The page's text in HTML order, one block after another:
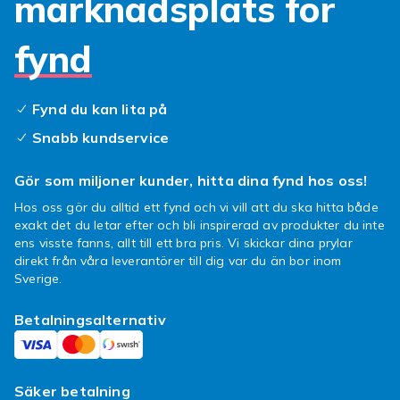
iPhone. Samsung Galaxy Watch fungerar bäst
med Samsung-telefoner men är också
kompatibel med andra Android-telefoner.
Generiska smartwatches är kompatibla med
Kompatibla tillbehör för
Rätt tillbehör förlänger din smartklockas
livslängd och ger den ett nytt utseende.
Kompatibla armband byter stil på sekunder.
Kompatibla laddare och dockningsstationer
håller klockan laddad. Kompatibla skärmskydd
Handla smartklockor hos
Fyndiq
marknadsplats för
fynd
Fynd du kan lita på
Snabb kundservice
Gör som miljoner kunder, hitta dina fynd hos oss!
Hos oss gör du alltid ett fynd och vi vill att du ska hitta både
exakt det du letar efter och bli inspirerad av produkter du inte
ens visste fanns, allt till ett bra pris. Vi skickar dina prylar
direkt från våra leverantörer till dig var du än bor inom
Sverige.
Betalningsalternativ
Säker betalning